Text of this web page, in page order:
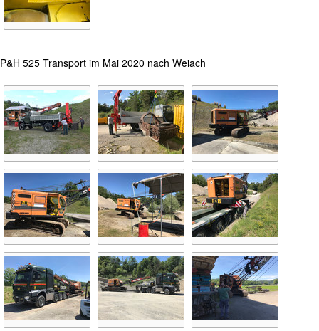
P&H 525 Transport im Mai 2020 nach Weiach